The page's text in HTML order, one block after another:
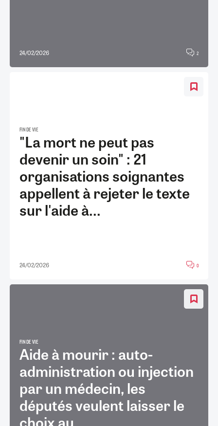
24/02/2026 2
FIN DE VIE
"La mort ne peut pas
devenir un soin" : 21
organisations soignantes
appellent à rejeter le texte
sur l'aide à...
24/02/2026 0
FIN DE VIE
Aide à mourir : auto-
administration ou injection
par un médecin, les
députés veulent laisser le